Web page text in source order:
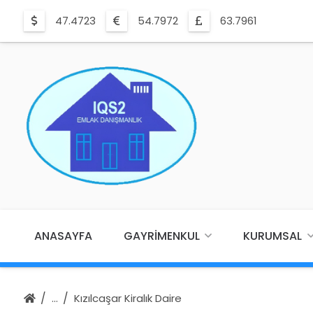
47.4723 54.7972 63.7961
ANASAYFA GAYRIMENKUL KURUMSAL
Kızılcaşar Kiralık Daire